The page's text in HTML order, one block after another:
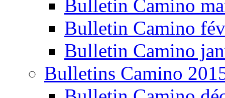
Bulletin Camino
Bulletin Camino
Bulletin Camino
Bulletins Camino